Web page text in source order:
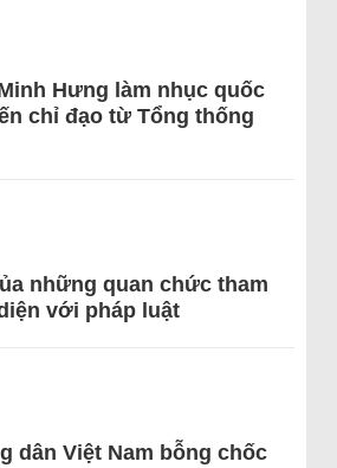
Hưng làm nhục quốc
chỉ đạo từ Tổng thống
những quan chức tham
với pháp luật
dân Việt Nam bỗng chốc